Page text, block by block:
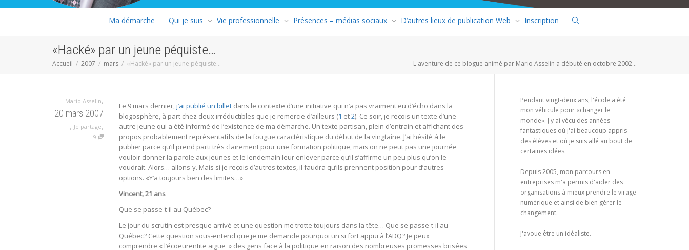
Ma démarche Qui je suis Vie professionnelle Présences – médias sociaux D’autres lieux de publication Web Inscription
«Hacké» par un jeune péquiste…
Accueil 2007 mars «Hacké» par un jeune péquiste… L'aventure de ce blogue animé par Mario Asselin a débuté en octobre 2002...
Mario Asselin,
20 mars 2007
, Je partage,
9
Le 9 mars dernier,j’ai publié un billet dans le contexte d’une initiative qui n’a pas vraiment eu d’écho dans la
blogosphère, à part chez deux irréductibles que je remercie d’ailleurs (1 et2). Ce soir, je reçois un texte d’une
autre jeune qui a été informé de l’existence de ma démarche. Un texte partisan, plein d’entrain et affichant des
propos probablement représentatifs de la fougue caractéristique du début de la vingtaine. J’ai hésité à le
publier parce qu’il prend parti très clairement pour une formation politique, mais on ne peut pas une journée
vouloir donner la parole aux jeunes et le lendemain leur enlever parce qu’il s’affirme un peu plus qu’on le
voudrait. Alors… allons-y. Mais si je reçois d’autres textes, il faudra qu’ils prennent position pour d’autres
options. «Y’a toujours ben des limites…»
Vincent, 21 ans
Que se passe-t-il au Québec?
Le jour du scrutin est presque arrivé et une question me trotte toujours dans la tête… Que se passe-t-il au
Québec? Cette question sous-entend que je me demande pourquoi un si fort appui à l’ADQ? Je peux
comprendre « l’écoeurentite aiguë » des gens face à la politique en raison des nombreuses promesses brisées
Pendant vingt-deux ans, l'école a été
mon véhicule pour «changer le
monde». J'y ai vécu des années
fantastiques où j'ai beaucoup appris
des élèves et où je suis allé au bout de
certaines idées.
Depuis 2005, mon parcours en
entreprises m'a permis d'aider des
organisations à mieux prendre le virage
numérique et ainsi de bien gérer le
changement.
J'avoue être un idéaliste.